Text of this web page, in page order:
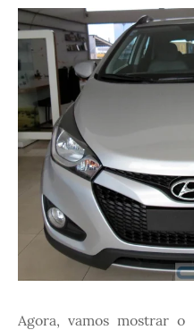
Agora, vamos mostrar